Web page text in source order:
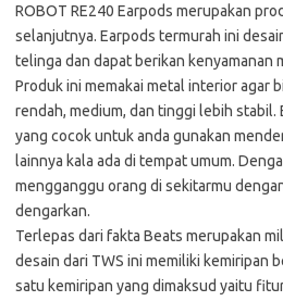
ROBOT RE240 Earpods merupakan
selanjutnya. Earpods termurah ini
telinga dan dapat berikan kenyamanan
Produk ini memakai metal interior agar
rendah, medium, dan tinggi lebih stabil.
yang cocok untuk anda gunakan
lainnya kala ada di tempat umum.
mengganggu orang di sekitarmu
dengarkan.
Terlepas dari fakta Beats merupakan
desain dari TWS ini memiliki kemiripan
satu kemiripan yang dimaksud yaitu